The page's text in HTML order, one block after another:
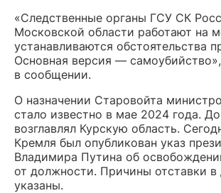
«Следственные органы ГСУ СК
Московской области работают на
устанавливаются обстоятельства
Основная версия —
в сообщении.
О назначении Старовойта
стало известно в мае 2024 года.
возглавлял Курскую область.
Кремля был опубликован указ
Владимира Путина об
от должности. Причины отставки в
указаны.